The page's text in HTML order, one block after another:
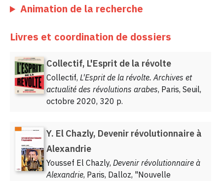
Animation de la recherche
Livres et coordination de dossiers
Collectif, L'Esprit de la révolte
Collectif, L'Esprit de la révolte. Archives et
actualité des révolutions arabes, Paris, Seuil,
octobre 2020, 320 p.
Y. El Chazly, Devenir révolutionnaire à
Alexandrie
Youssef El Chazly, Devenir révolutionnaire à
Alexandrie, Paris, Dalloz, "Nouvelle